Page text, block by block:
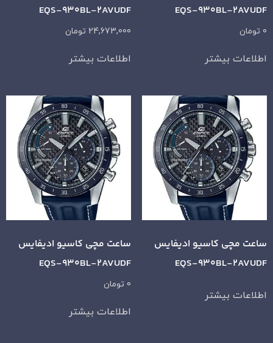
EQS-930BL-2AVUDF
0 تومان
اطلاعات بیشتر
EQS-930BL-2AVUDF
24,673,000 تومان
اطلاعات بیشتر
ساعت مچی کاسیو ادیفایس
EQS-930BL-2AVUDF
اطلاعات بیشتر
ساعت مچی کاسیو ادیفایس
EQS-930BL-2AVUDF
0 تومان
اطلاعات بیشتر